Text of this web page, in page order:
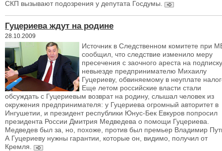
СКП вызывают подозрения у депутата Госдумы.
Гуцериева ждут на родине
28.10.2009
Источник в Следственном комитете при
сообщил, что следствие изменило меру
пресечения с заочного ареста на
невыезде предпринимателю Михаилу
Гуцериеву, обвиняемому в неуплате
Еще летом российские власти стали
обсуждать с Гуцериевым возврат на родину, слышал человек из
окружения предпринимателя: у Гуцериева огромный авторитет в
Ингушетии, и президент республики Юнус-Бек Евкуров попросил
президента России Дмитрия Медведева о помощи Гуцериева.
Медведев был за, но, похоже, против был премьер Владимир
А Гуцериеву нужны гарантии, которые он, видимо, получил от
Кремля.